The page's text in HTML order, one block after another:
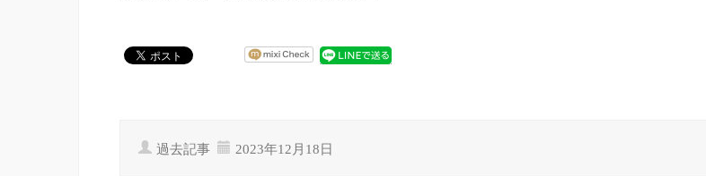
過去記事 2023年12月18日